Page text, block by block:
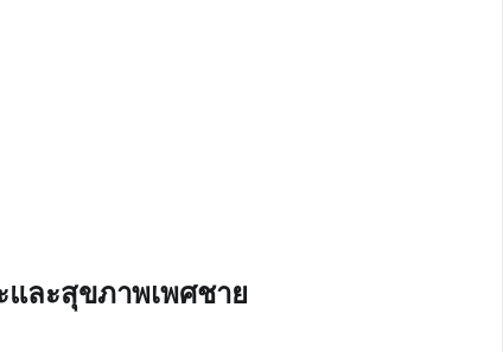
และสุขภาพเพศชาย